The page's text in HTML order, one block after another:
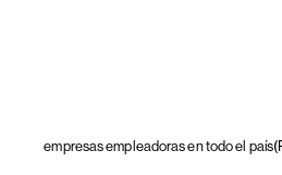
empresas empleadoras en todo el país